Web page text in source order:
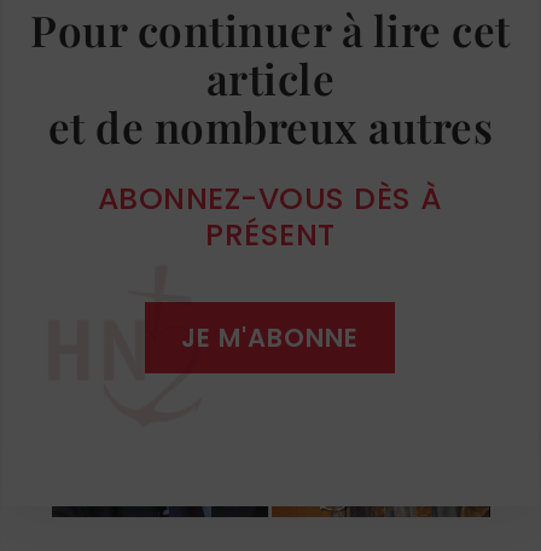
L’Homme Nouveau sort un nouvel hors-
série sur la figure de saint François de
Sales. Présentation par Philippe Pichot-
Bravard, historien du droit et maître de
conférence.
Pour continuer à lire cet
article
et de nombreux autres
ABONNEZ-VOUS DÈS À
PRÉSENT
JE M'ABONNE